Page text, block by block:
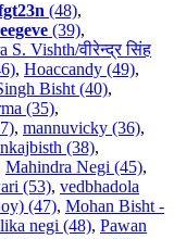
(48),
(39),
S. Vishth/वीरेन्द्र सिंह
, Hoaccandy (49),
Bisht (40),
(35),
, mannuvicky (36),
(38),
Mahindra Negi (45),
(53), vedbhadola
(47), Mohan Bisht -
negi (48), Pawan